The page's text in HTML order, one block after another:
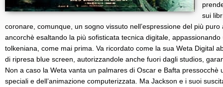
sui
coronare, comunque, un sogno vissuto nell’espressione del più
ancorchè esaltando la più sofisticata tecnica digitale,
tolkeniana, come mai prima. Va ricordato come la sua Weta Digital
di ripresa blue screen, autorizzandole anche fuori dagli studios,
Non a caso la Weta vanta un palmares di Oscar e Bafta pressocchè
speciali e dell’animazione computerizzata. Ma Jackson e i suoi